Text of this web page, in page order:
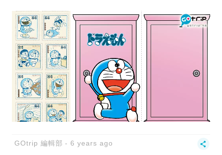
GOtrip 編輯部 6 years ago